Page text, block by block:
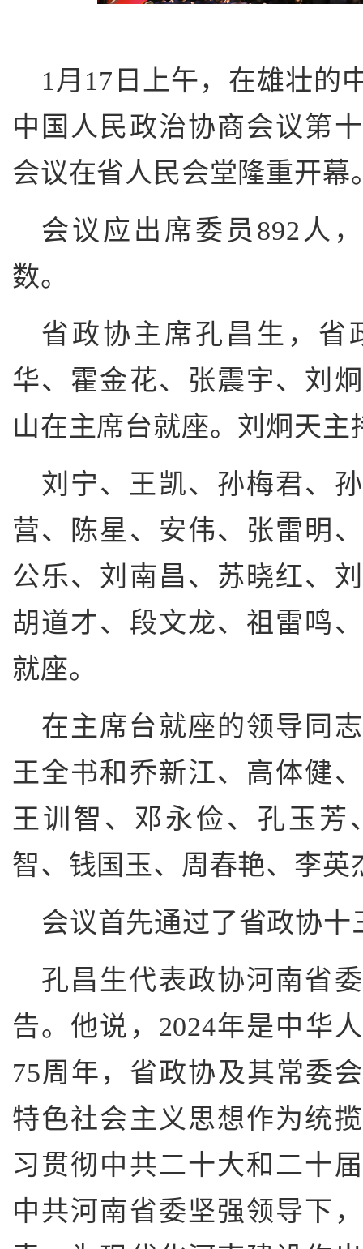
1月17日上午，在雄壮的
中国人民政治协商会议第
会议在省人民会堂隆重开幕
会议应出席委员892人
数。
省政协主席孔昌生，省
华、霍金花、张震宇、刘
山在主席台就座。刘炯天主
刘宁、王凯、孙梅君、
营、陈星、安伟、张雷明
公乐、刘南昌、苏晓红、
胡道才、段文龙、祖雷鸣
就座。
在主席台就座的领导同
王全书和乔新江、高体健
王训智、邓永俭、孔玉
智、钱国玉、周春艳、李英
会议首先通过了省政协
孔昌生代表政协河南省
告。他说，2024年是中华
75周年，省政协及其常委
特色社会主义思想作为统
习贯彻中共二十大和二十
中共河南省委坚强领导下